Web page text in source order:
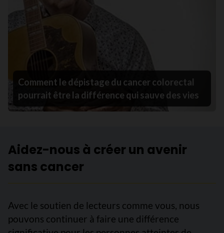
Comment le dépistage du cancer colorectal
pourrait être la différence qui sauve des vies
Aidez-nous à créer un avenir
sans cancer
Avec le soutien de lecteurs comme vous, nous
pouvons continuer à faire une différence